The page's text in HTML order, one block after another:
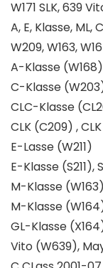
W171 SLK, 639
A, E, Klasse, ML,
W209, W163,
A-Klasse (W168)
C-Klasse
CLC-Klasse
CLK (C209) ,
E-Lasse (W211)
E-Klasse (S211),
M-Klasse (W163)
M-Klasse
GL-Klasse
Vito (W639),